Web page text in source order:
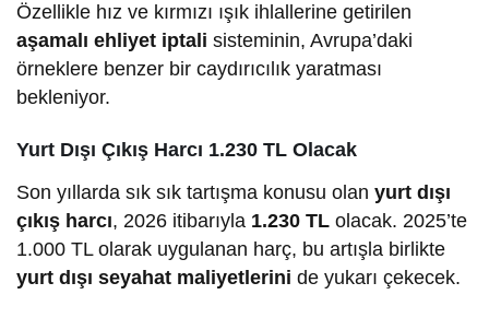
Özellikle hız ve kırmızı ışık ihlallerine getirilen
aşamalı ehliyet iptali sisteminin, Avrupa’daki
örneklere benzer bir caydırıcılık yaratması
bekleniyor.
Yurt Dışı Çıkış Harcı 1.230 TL Olacak
Son yıllarda sık sık tartışma konusu olanyurt dışı
çıkış harcı, 2026 itibarıyla 1.230 TL olacak. 2025’te
1.000 TL olarak uygulanan harç, bu artışla birlikte
yurt dışı seyahat maliyetlerini de yukarı çekecek.